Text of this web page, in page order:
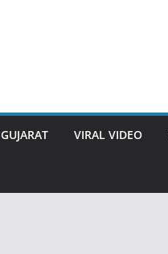
GUJARAT VIRAL VIDEO